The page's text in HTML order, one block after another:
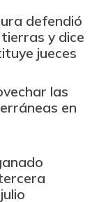
defendió
y dice
jueces
las
en